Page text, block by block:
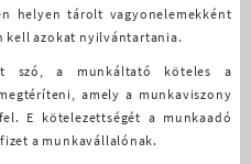
helyen tárolt vagyonelemekként
kell azokat nyilvántartania.
szó, a munkáltató köteles a
amely a munkaviszony
E kötelezettségét a munkaadó
a munkavállalónak.